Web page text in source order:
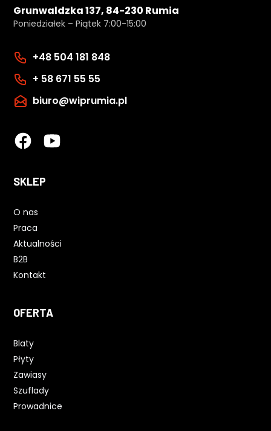
Grunwaldzka 137, 84-230 Rumia
Poniedziałek – Piątek 7:00-15:00
+48 504 181 848
+ 58 671 55 55
biuro@wiprumia.pl
SKLEP
O nas
Praca
Aktualności
B2B
Kontakt
OFERTA
Blaty
Płyty
Zawiasy
Szuflady
Prowadnice